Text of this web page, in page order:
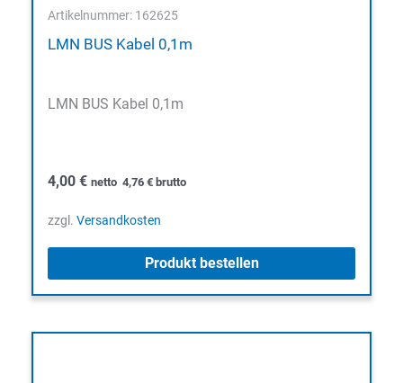
Artikelnummer: 162625
LMN BUS Kabel 0,1m
LMN BUS Kabel 0,1m
4,00 € netto 4,76 € brutto
zzgl. Versandkosten
Produkt bestellen